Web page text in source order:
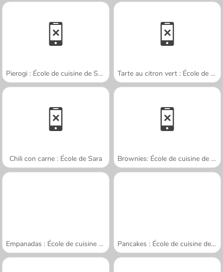
Pierogi : École de cuisine de Sara Tarte au citron vert : École de cuisine de Sara
Chili con carne : École de Sara Brownies: École de cuisine de Sara
Empanadas : École de cuisine de Sara Pancakes : École de cuisine de Sara